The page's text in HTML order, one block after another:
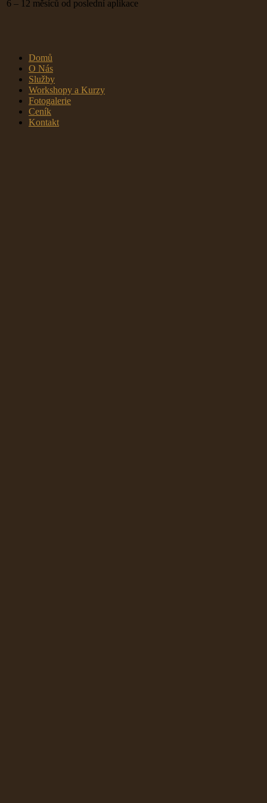
6 – 12 měsíců od poslední aplikace
Domů
O Nás
Služby
Workshopy a Kurzy
Fotogalerie
Ceník
Kontakt